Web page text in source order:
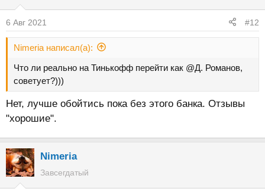
6 Авг 2021 #12
Nimeria написал(а):
Что ли реально на Тинькофф перейти как @Д. Романов,
советует?)))
Нет, лучше обойтись пока без этого банка. Отзывы
"хорошие".
Nimeria
Завсегдатый